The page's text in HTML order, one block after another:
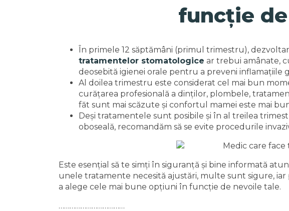
funcție
În primele 12 săptămâni (primul trimestru),
tratamentelor stomatologice ar trebui amânate,
deosebită igienei orale pentru a preveni inflamațiile
Al doilea trimestru este considerat cel mai bun
curățarea profesională a dinților, plombele,
făt sunt mai scăzute și confortul mamei este mai
Deși tratamentele sunt posibile și în al treilea
oboseală, recomandăm să se evite procedurile
Este esențial să te simți în siguranță și bine informată
unele tratamente necesită ajustări, multe sunt sigure,
a alege cele mai bune opțiuni în funcție de nevoile tale.
………………………………